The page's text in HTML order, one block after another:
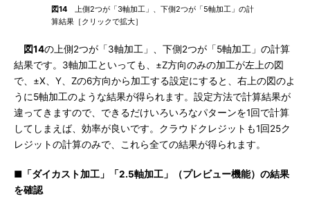
図14 上側2つが「3軸加工」、下側2つが「5軸加工」の計
算結果［クリックで拡大］
図14の上側2つが「3軸加工」、下側2つが「5軸加工」の計算
結果です。3軸加工といっても、±Z方向のみの加工が左上の図
で、±X、Y、Zの6方向から加工する設定にすると、右上の図のよ
うに5軸加工のような結果が得られます。設定方法で計算結果が
違ってきますので、できるだけいろいろなパターンを1回で計算
してしまえば、効率が良いです。クラウドクレジットも1回25ク
レジットの計算のみで、これら全ての結果が得られます。
■「ダイカスト加工」「2.5軸加工」（プレビュー機能）の結果
を確認